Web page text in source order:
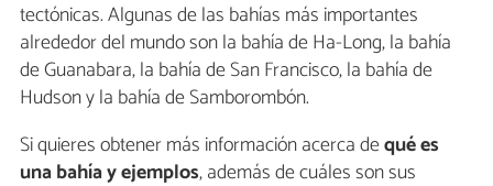
tectónicas. Algunas de las bahías más importantes
alrededor del mundo son la bahía de Ha-Long, la bahía
de Guanabara, la bahía de San Francisco, la bahía de
Hudson y la bahía de Samborombón.
Si quieres obtener más información acerca dequé es
una bahía y ejemplos, además de cuáles son sus